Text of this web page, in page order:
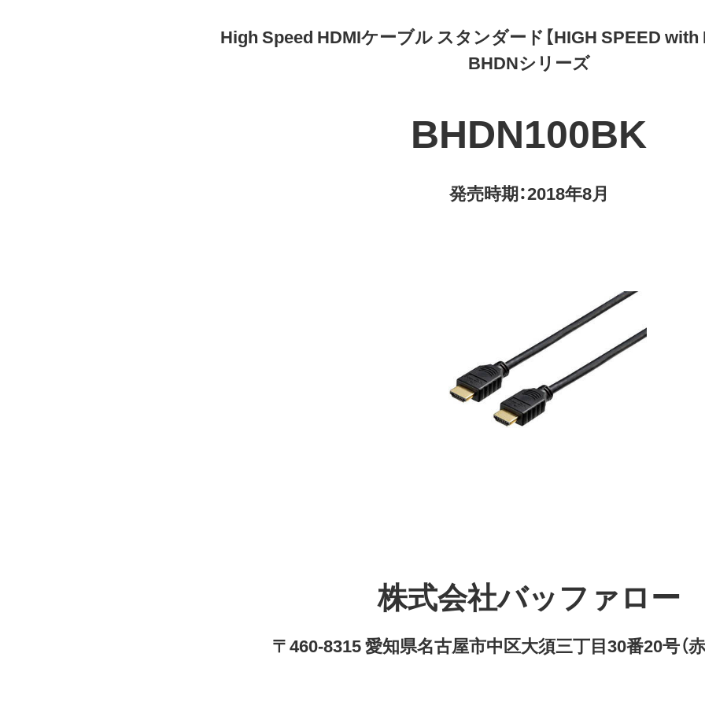
High Speed HDMIケーブル スタンダード【HIGH SPEED with
BHDNシリーズ
BHDN100BK
発売時期：2018年8月
株式会社バッファロー
〒460-8315 愛知県名古屋市中区大須三丁目30番20号（